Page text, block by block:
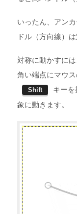
いったん、アン
ドル（方向線）
対称に動かすに
角い端点にマウ
Shift
キー
象に動きます。